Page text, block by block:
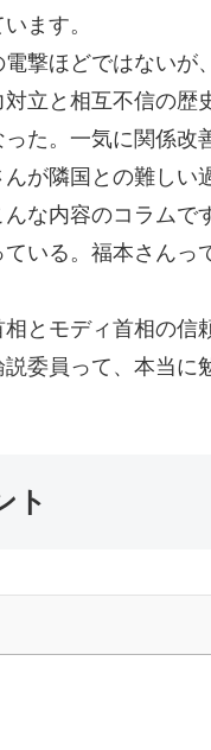
ます。
電撃ほどではないが
立と相互不信の歴
た。一気に関係改
が隣国との難しい
んな内容のコラムで
いる。福本さんっ
とモディ首相の信
説委員って、本当に
ト